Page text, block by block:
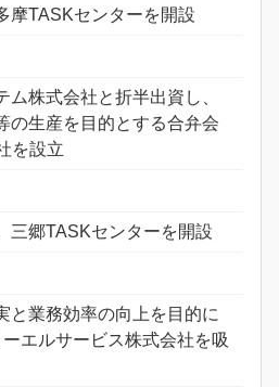
摩TASKセンターを開設
ム株式会社と折半出資し、
の生産を目的とする合弁会
を設立
三郷TASKセンターを開設
と業務効率の向上を目的に
エルサービス株式会社を吸